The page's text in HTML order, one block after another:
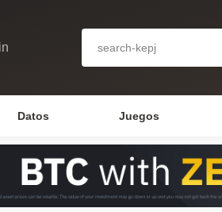
Datos Juegos